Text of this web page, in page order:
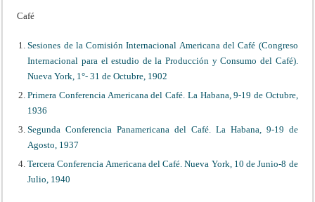
Café
Sesiones de la Comisión Internacional Americana del Café (Congreso
Internacional para el estudio de la Producción y Consumo del Café).
Nueva York, 1°- 31 de Octubre, 1902
Primera Conferencia Americana del Café. La Habana, 9-19 de Octubre,
1936
Segunda Conferencia Panamericana del Café. La Habana, 9-19 de
Agosto, 1937
Tercera Conferencia Americana del Café. Nueva York, 10 de Junio-8 de
Julio, 1940